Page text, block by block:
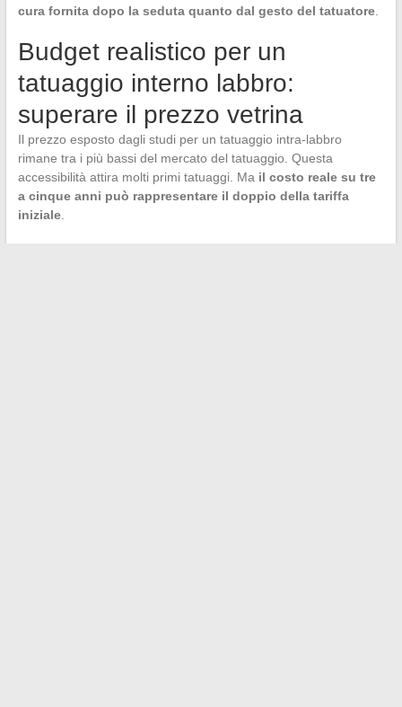
cura fornita dopo la seduta quanto dal gesto del tatuatore.
Budget realistico per un
tatuaggio interno labbro:
superare il prezzo vetrina
Il prezzo esposto dagli studi per un tatuaggio intra-labbro
rimane tra i più bassi del mercato del tatuaggio. Questa
accessibilità attira molti primi tatuaggi. Ma il costo reale su tre
a cinque anni può rappresentare il doppio della tariffa
iniziale.